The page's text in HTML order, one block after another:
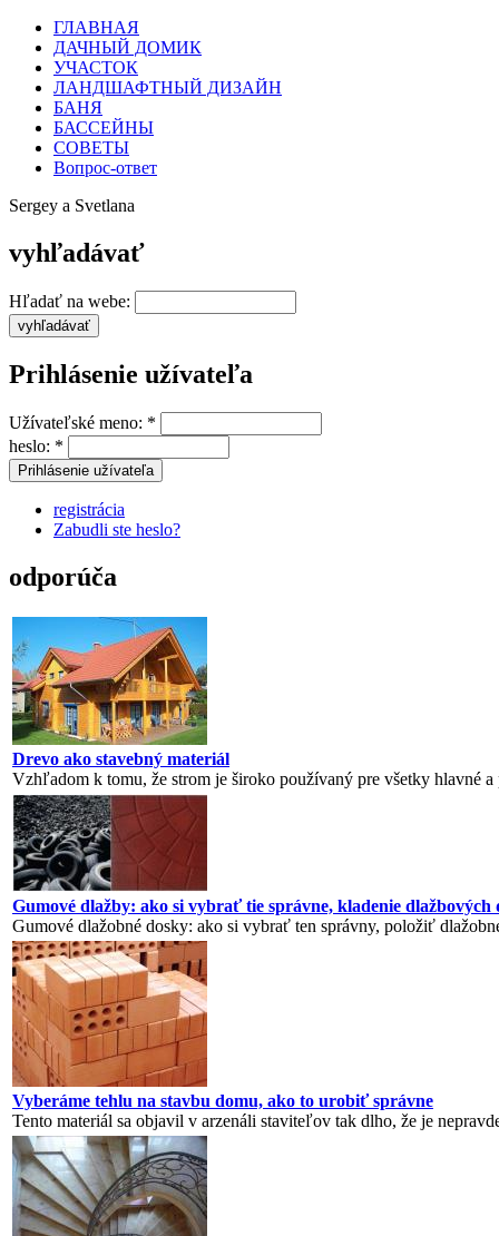
ГЛАВНАЯ
ДАЧНЫЙ ДОМИК
УЧАСТОК
ЛАНДШАФТНЫЙ ДИЗАЙН
БАНЯ
БАССЕЙНЫ
СОВЕТЫ
Вопрос-ответ
Sergey a Svetlana
vyhľadávať
Hľadať na webe:
Prihlásenie užívateľa
Užívateľské meno: *
heslo: *
registrácia
Zabudli ste heslo?
odporúča
Drevo ako stavebný materiál
Vzhľadom k tomu, že strom je široko používaný pre všetky hlavné a
Gumové dlažby: ako si vybrať tie správne, kladenie
Gumové dlažobné dosky: ako si vybrať ten správny, položiť
Vyberáme tehlu na stavbu domu, ako to urobiť správne
Tento materiál sa objavil v arzenáli staviteľov tak dlho, že je